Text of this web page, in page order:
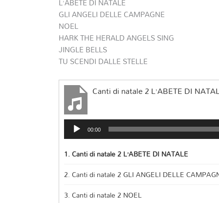
GLI ANGELI DELLE CAMPAGNE
NOEL
HARK THE HERALD ANGELS SING
JINGLE BELLS
TU SCENDI DALLE STELLE
Canti di natale 2 L’ABETE DI
Audio
Player 00:00
1.Canti di natale 2 L’ABETE DI NATALE
2.Canti di natale 2 GLI ANGELI DELLE
3.Canti di natale 2 NOEL